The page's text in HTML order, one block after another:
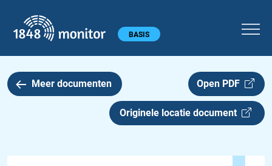
Hoofdmenu BASIS
Meer documenten Open PDF
Originele locatie document